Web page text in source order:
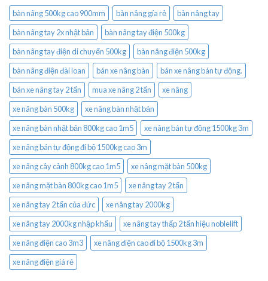
bàn nâng 500kg cao 900mm bàn nâng gía rẻ
bàn nâng tay
bàn nâng tay 2x nhật bản
bàn nâng tay điện 500kg
bàn nâng tay điện di chuyển 500kg
bàn nâng điện 500kg
bàn nâng điện đài loan
bán xe nâng bàn
bán xe nâng bán tự động.
bán xe nâng tay 2 tấn
mua xe nâng 2 tấn
xe nâng
xe nâng bàn 500kg
xe nâng bàn nhật bản
xe nâng bàn nhật bản 800kg cao 1m5
xe nâng bán tự động 1500kg 3m
xe nâng bán tự động đi bộ 1500kg cao 3m
xe nâng cây cảnh 800kg cao 1m5
xe nâng mặt bàn 500kg
xe nâng mặt bàn 800kg cao 1m5
xe nâng tay 2 tấn
xe nâng tay 2 tấn của đức
xe nâng tay 2000kg
xe nâng tay 2000kg nhập khẩu
xe nâng tay thấp 2 tấn hiệu noblelift
xe nâng điện cao 3m3
xe nâng điện cao đi bộ 1500kg 3m
xe nâng điện giá rẻ